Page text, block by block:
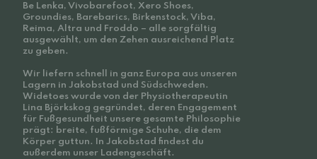
Be Lenka, Vivobarefoot, Xero Shoes,
Groundies, Barebarics, Birkenstock, Viba,
Reima, Altra und Froddo – alle sorgfältig
ausgewählt, um den Zehen ausreichend Platz
zu geben.
Wir liefern schnell in ganz Europa aus unseren
Lagern in Jakobstad und Südschweden.
Widetoes wurde von der Physiotherapeutin
Lina Björkskog gegründet, deren Engagement
für Fußgesundheit unsere gesamte Philosophie
prägt: breite, fußförmige Schuhe, die dem
Körper guttun. In Jakobstad findest du
außerdem unser Ladengeschäft.